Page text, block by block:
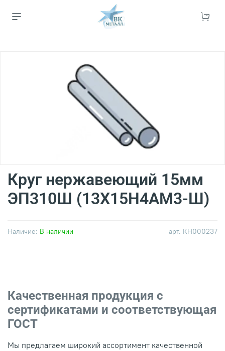
арт. КН000237
Наличие: В наличии
Круг нержавеющий 15мм
ЭП310Ш (13Х15Н4АМ3-Ш)
Качественная продукция с
сертификатами и соответствующая
ГОСТ
Мы предлагаем широкий ассортимент качественной